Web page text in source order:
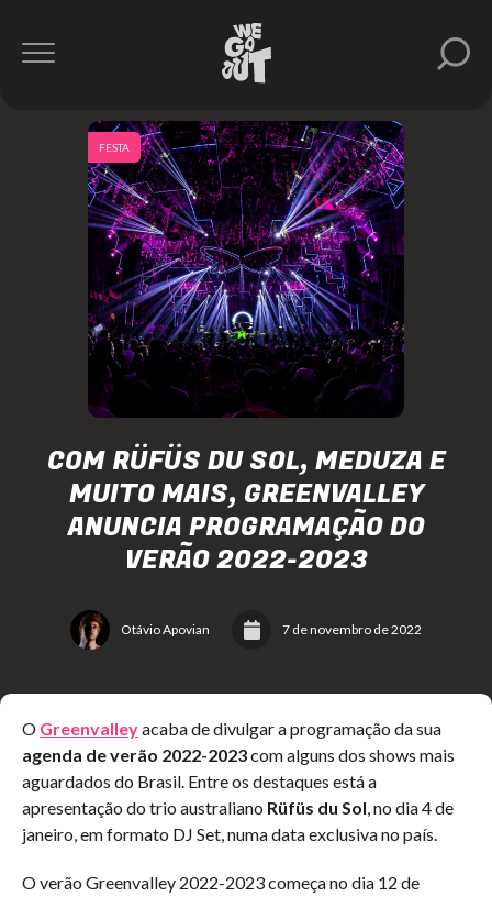
COM RÜFÜS DU SOL, MEDUZA E
MUITO MAIS, GREENVALLEY
ANUNCIA PROGRAMAÇÃO DO
VERÃO 2022-2023
Otávio Apovian 7 de novembro de 2022
FESTA
O Greenvalleyacaba de divulgar a programação da sua
agenda de verão 2022-2023com alguns dos shows mais
aguardados do Brasil. Entre os destaques está a
apresentação do trio australiano Rüfüs du Sol, no dia 4 de
janeiro, em formato DJ Set, numa data exclusiva no país.
O verão Greenvalley 2022-2023 começa no dia 12 de